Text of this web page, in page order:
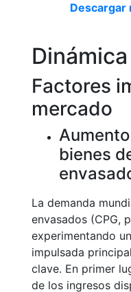
Descargar
Factores
mercado
bienes
La demanda
envasados (CPG,
experimentando
impulsada
clave. En primer
de los ingresos